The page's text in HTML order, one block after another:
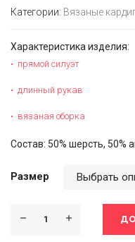
Категории: Вязаные
Характеристика изделия:
прямой силуэт
длинный рукав
вязаная оборка
Состав: 50% шерсть, 50%
Размер